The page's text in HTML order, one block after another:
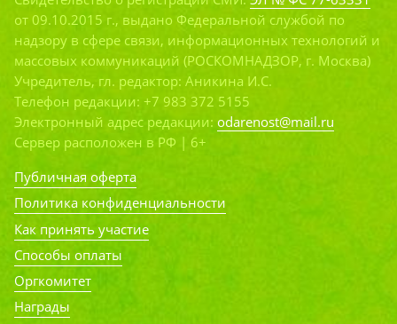
от 09.10.2015 г., выдано Федеральной службой по
надзору в сфере связи, информационных технологий и
массовых коммуникаций (РОСКОМНАДЗОР, г. Москва)
Учредитель, гл. редактор: Аникина И.С.
Телефон редакции: +7 983 372 5155
Электронный адрес редакции: odarenost@mail.ru
Сервер расположен в РФ | 6+
Публичная оферта
Политика конфиденциальности
Как принять участие
Способы оплаты
Оргкомитет
Награды